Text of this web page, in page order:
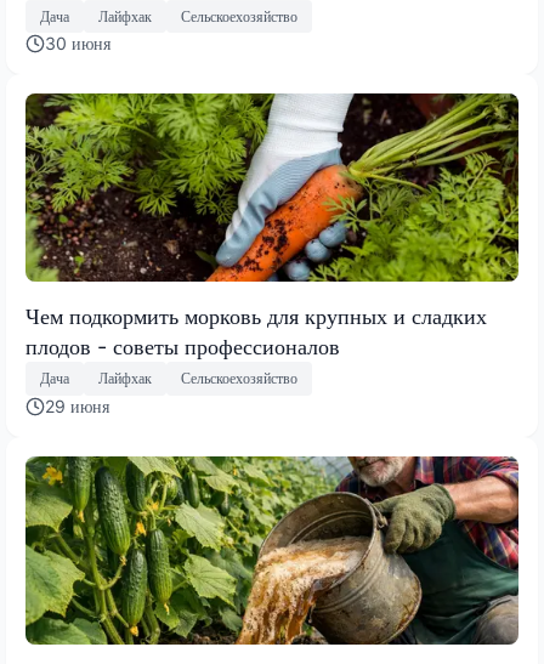
Дача Лайфхак Сельскоехозяйство
30 июня
Чем подкормить морковь для крупных и сладких
плодов - советы профессионалов
Дача Лайфхак Сельскоехозяйство
29 июня